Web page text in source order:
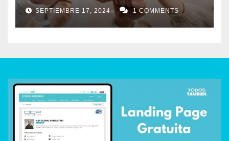
SEPTIEMBRE 17, 2024 1 COMMENTS